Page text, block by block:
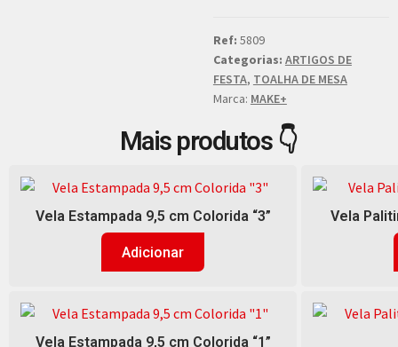
Ref: 5809
Categorias: ARTIGOS DE
FESTA, TOALHA DE MESA
Marca: MAKE+
Vela Estampada 9,5 cm Colorida “3”
Adicionar
Vela
Vela Estampada 9,5 cm Colorida “1”
Mais produtos 👇